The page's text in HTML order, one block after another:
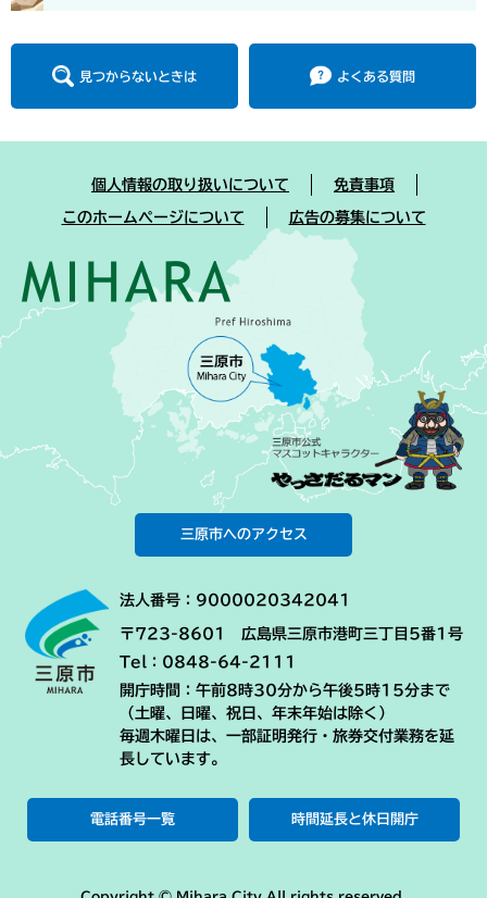
見つからないときは よくある質問
個人情報の取り扱いについて 免責事項
このホームページについて 広告の募集について
三原市へのアクセス
法人番号：9000020342041
〒723-8601 広島県三原市港町三丁目5番1号
Tel：0848-64-2111
開庁時間：午前8時30分から午後5時15分まで
（土曜、日曜、祝日、年末年始は除く）
毎週木曜日は、一部証明発行・旅券交付業務を延
長しています。
電話番号一覧 時間延長と休日開庁